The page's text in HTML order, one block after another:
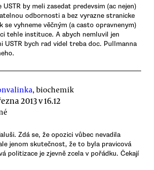
USTR by meli zasedat predevsim (ac nejen)
odbornosti a bez vyrazne stranicke
se vyhneme věčným (a casto opravnenym)
tehle instituce. A abych nemluvil jen
USTR bych rad videl treba doc. Pullmanna
, biochemik
2013 v 16.12
Zdá se, že opozici vůbec nevadila
jenom skutečnost, že to byla pravicová
politizace je zjevně zcela v pořádku. Čekají